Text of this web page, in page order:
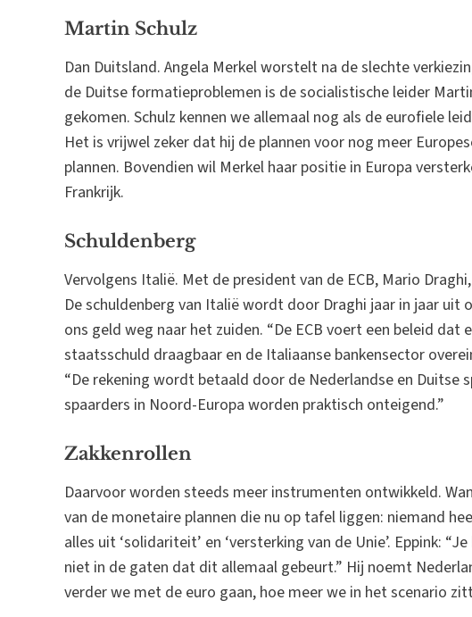
Martin Schulz
Dan Duitsland. Angela Merkel worstelt na de slechte
de Duitse formatieproblemen is de socialistische leider
gekomen. Schulz kennen we allemaal nog als de eurofiele
Het is vrijwel zeker dat hij de plannen voor nog meer
plannen. Bovendien wil Merkel haar positie in Europa
Frankrijk.
Schuldenberg
Vervolgens Italië. Met de president van de ECB, Mario
De schuldenberg van Italië wordt door Draghi jaar in jaar
ons geld weg naar het zuiden. “De ECB voert een beleid dat
staatsschuld draagbaar en de Italiaanse bankensector
“De rekening wordt betaald door de Nederlandse en Duitse
spaarders in Noord-Europa worden praktisch onteigend.”
Zakkenrollen
Daarvoor worden steeds meer instrumenten ontwikkeld.
van de monetaire plannen die nu op tafel liggen: niemand
alles uit ‘solidariteit’ en ‘versterking van de Unie’. Eppink:
niet in de gaten dat dit allemaal gebeurt.” Hij noemt
verder we met de euro gaan, hoe meer we in het scenario